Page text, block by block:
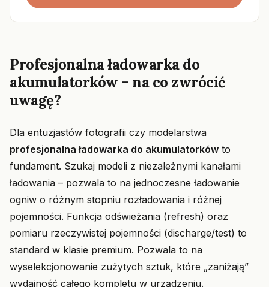
Profesjonalna ładowarka do
akumulatorków – na co zwrócić
uwagę?
Dla entuzjastów fotografii czy modelarstwa
profesjonalna ładowarka do akumulatorków to
fundament. Szukaj modeli z niezależnymi kanałami
ładowania – pozwala to na jednoczesne ładowanie
ogniw o różnym stopniu rozładowania i różnej
pojemności. Funkcja odświeżania (refresh) oraz
pomiaru rzeczywistej pojemności (discharge/test) to
standard w klasie premium. Pozwala to na
wyselekcjonowanie zużytych sztuk, które „zaniżają”
wydajność całego kompletu w urządzeniu.